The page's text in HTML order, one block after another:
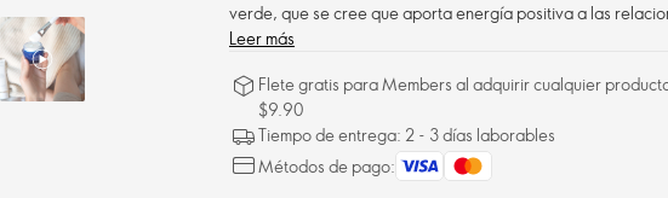
verde, que se cree que aporta energía positiva a las
Leer más
Flete gratis para Members al adquirir cualquier
$9.90
Tiempo de entrega: 2 - 3 días laborables
Métodos de pago: